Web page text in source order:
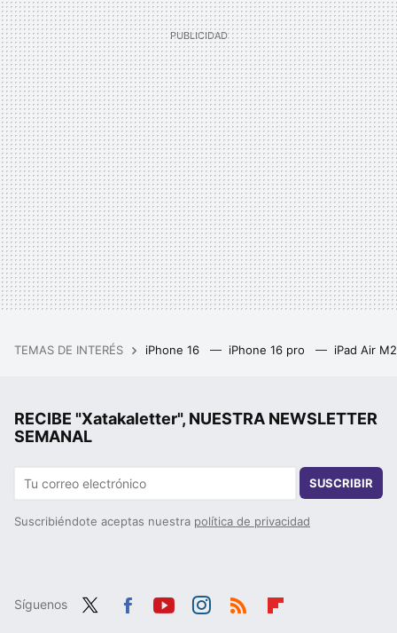
TEMAS DE INTERÉS iPhone 16 iPhone 16 pro iPad Air
RECIBE "Xatakaletter", NUESTRA NEWSLETTER
SEMANAL
SUSCRIBIR
Suscribiéndote aceptas nuestra política de privacidad
Síguenos